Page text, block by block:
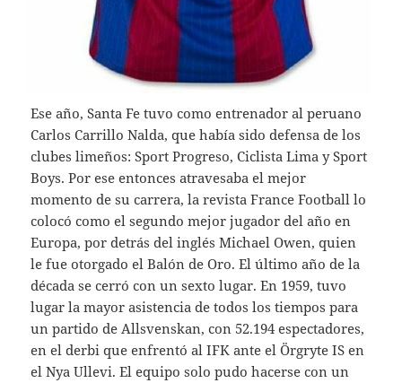
Ese año, Santa Fe tuvo como entrenador al peruano
Carlos Carrillo Nalda, que había sido defensa de los
clubes limeños: Sport Progreso, Ciclista Lima y Sport
Boys. Por ese entonces atravesaba el mejor
momento de su carrera, la revista France Football lo
colocó como el segundo mejor jugador del año en
Europa, por detrás del inglés Michael Owen, quien
le fue otorgado el Balón de Oro. El último año de la
década se cerró con un sexto lugar. En 1959, tuvo
lugar la mayor asistencia de todos los tiempos para
un partido de Allsvenskan, con 52.194 espectadores,
en el derbi que enfrentó al IFK ante el Örgryte IS en
el Nya Ullevi. El equipo solo pudo hacerse con un